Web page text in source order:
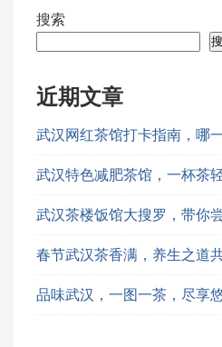
搜索
近期文章
武汉网红茶馆打卡指南，哪
武汉特色减肥茶馆，一杯茶
武汉茶楼饭馆大搜罗，带你
春节武汉茶香满，养生之道
品味武汉，一图一茶，尽享